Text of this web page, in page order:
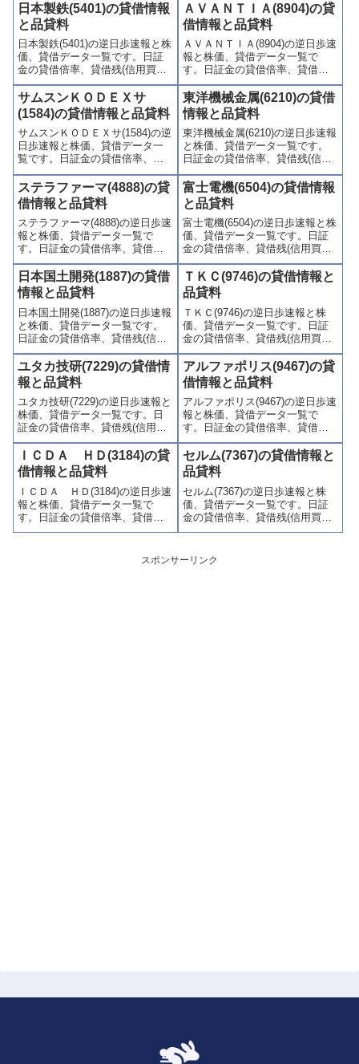
日本製鉄(5401)の貸借情報
と品貸料
日本製鉄(5401)の逆日歩速報と株
価、貸借データ一覧です。日証
金の貸借倍率、貸借残(信用買
残、信用売残)、品貸料(逆日
歩)、東証の週末残高、規制(注意
喚起・申込停止)など、空売り関
連情報を集計し、図解でわかり
やすくまとめて掲載していま
す。
ＡＶＡＮＴＩＡ(8904)の貸
借情報と品貸料
ＡＶＡＮＴＩＡ(8904)の逆日歩速
報と株価、貸借データ一覧で
す。日証金の貸借倍率、貸借残
(信用買残、信用売残)、品貸料
(逆日歩)、東証の週末残高、規制
(注意喚起・申込停止)など、空売
り関連情報を集計し、図解でわ
かりやすくまとめて掲載してい
ます。
サムスンＫＯＤＥＸサ
(1584)の貸借情報と品貸料
サムスンＫＯＤＥＸサ(1584)の逆
日歩速報と株価、貸借データ一
覧です。日証金の貸借倍率、貸
借残(信用買残、信用売残)、品貸
料(逆日歩)、東証の週末残高、規
制(注意喚起・申込停止)など、空
売り関連情報を集計し、図解で
わかりやすくまとめて掲載して
います。
東洋機械金属(6210)の貸借
情報と品貸料
東洋機械金属(6210)の逆日歩速報
と株価、貸借データ一覧です。
日証金の貸借倍率、貸借残(信用
買残、信用売残)、品貸料(逆日
歩)、東証の週末残高、規制(注意
喚起・申込停止)など、空売り関
連情報を集計し、図解でわかり
やすくまとめて掲載していま
す。
ステラファーマ(4888)の貸
借情報と品貸料
ステラファーマ(4888)の逆日歩速
報と株価、貸借データ一覧で
す。日証金の貸借倍率、貸借残
(信用買残、信用売残)、品貸料
(逆日歩)、東証の週末残高、規制
(注意喚起・申込停止)など、空売
り関連情報を集計し、図解でわ
かりやすくまとめて掲載してい
ます。
富士電機(6504)の貸借情報
と品貸料
富士電機(6504)の逆日歩速報と株
価、貸借データ一覧です。日証
金の貸借倍率、貸借残(信用買
残、信用売残)、品貸料(逆日
歩)、東証の週末残高、規制(注意
喚起・申込停止)など、空売り関
連情報を集計し、図解でわかり
やすくまとめて掲載していま
す。
日本国土開発(1887)の貸借
情報と品貸料
日本国土開発(1887)の逆日歩速報
と株価、貸借データ一覧です。
日証金の貸借倍率、貸借残(信用
買残、信用売残)、品貸料(逆日
歩)、東証の週末残高、規制(注意
喚起・申込停止)など、空売り関
連情報を集計し、図解でわかり
やすくまとめて掲載していま
す。
ＴＫＣ(9746)の貸借情報と
品貸料
ＴＫＣ(9746)の逆日歩速報と株
価、貸借データ一覧です。日証
金の貸借倍率、貸借残(信用買
残、信用売残)、品貸料(逆日
歩)、東証の週末残高、規制(注意
喚起・申込停止)など、空売り関
連情報を集計し、図解でわかり
やすくまとめて掲載していま
す。
ユタカ技研(7229)の貸借情
報と品貸料
ユタカ技研(7229)の逆日歩速報と
株価、貸借データ一覧です。日
証金の貸借倍率、貸借残(信用買
残、信用売残)、品貸料(逆日
歩)、東証の週末残高、規制(注意
喚起・申込停止)など、空売り関
連情報を集計し、図解でわかり
やすくまとめて掲載していま
す。
アルファポリス(9467)の貸
借情報と品貸料
アルファポリス(9467)の逆日歩速
報と株価、貸借データ一覧で
す。日証金の貸借倍率、貸借残
(信用買残、信用売残)、品貸料
(逆日歩)、東証の週末残高、規制
(注意喚起・申込停止)など、空売
り関連情報を集計し、図解でわ
かりやすくまとめて掲載してい
ます。
ＩＣＤＡ ＨＤ(3184)の貸
借情報と品貸料
ＩＣＤＡ ＨＤ(3184)の逆日歩速
報と株価、貸借データ一覧で
す。日証金の貸借倍率、貸借残
(信用買残、信用売残)、品貸料
(注意喚起・申込停止)など、空売
り関連情報を集計し、図解でわ
セルム(7367)の貸借情報と
品貸料
セルム(7367)の逆日歩速報と株
価、貸借データ一覧です。日証
金の貸借倍率、貸借残(信用買
残、信用売残)、品貸料(逆日
喚起・申込停止)など、空売り関
連情報を集計し、図解でわかり
スポンサーリンク